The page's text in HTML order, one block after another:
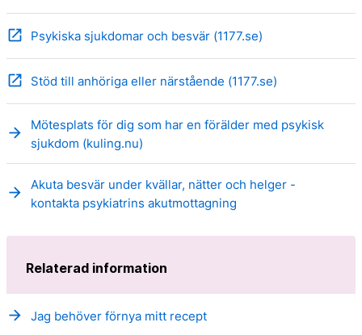
open_in_new Psykiska sjukdomar och besvär (1177.se)
open_in_new Stöd till anhöriga eller närstående (1177.se)
arrow_forward
Mötesplats för dig som har en förälder med psykisk
sjukdom (kuling.nu)
arrow_forward
Akuta besvär under kvällar, nätter och helger -
kontakta psykiatrins akutmottagning
Relaterad information
arrow_forward Jag behöver förnya mitt recept